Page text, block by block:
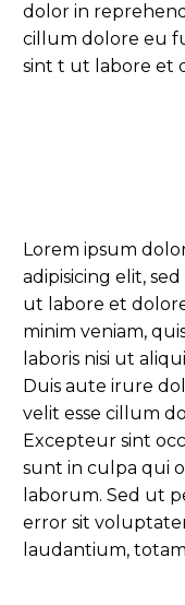
dolor in
cillum dolore eu
sint t ut labore et
Lorem ipsum
adipisicing elit,
ut labore et
minim veniam,
laboris nisi ut
Duis aute irure
velit esse cillum
Excepteur sint
sunt in culpa qui
laborum. Sed ut
error sit
laudantium,